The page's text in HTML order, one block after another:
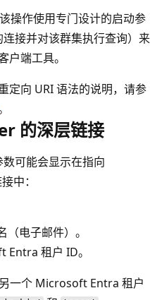
操作使用专门设计的启动参
接并对该群集执行查询）来
端工具。
定向 URI 语法的说明，请参
的深层链接
可能会显示在指向
中：
电子邮件）。
租户 ID。
一个 Microsoft Entra 租户